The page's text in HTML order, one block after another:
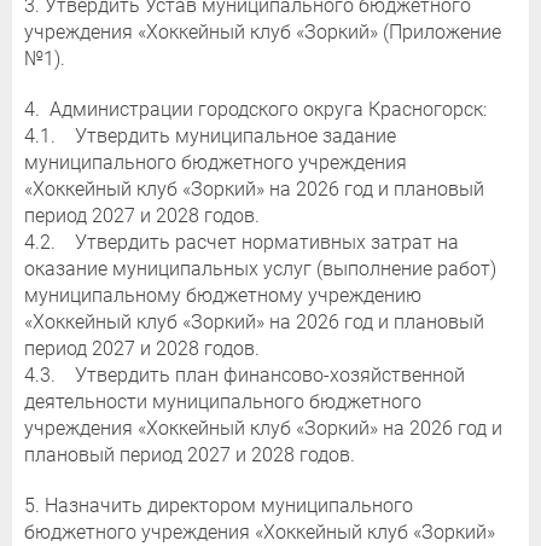
3. Утвердить Устав муниципального бюджетного
учреждения «Хоккейный клуб «Зоркий» (Приложение
№1).
4. Администрации городского округа Красногорск:
4.1. Утвердить муниципальное задание
муниципального бюджетного учреждения
«Хоккейный клуб «Зоркий» на 2026 год и плановый
период 2027 и 2028 годов.
4.2. Утвердить расчет нормативных затрат на
оказание муниципальных услуг (выполнение работ)
муниципальному бюджетному учреждению
«Хоккейный клуб «Зоркий» на 2026 год и плановый
период 2027 и 2028 годов.
4.3. Утвердить план финансово-хозяйственной
деятельности муниципального бюджетного
учреждения «Хоккейный клуб «Зоркий» на 2026 год и
плановый период 2027 и 2028 годов.
5. Назначить директором муниципального
бюджетного учреждения «Хоккейный клуб «Зоркий»